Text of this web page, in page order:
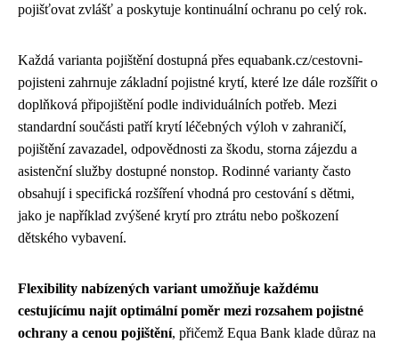
pojišťovat zvlášť a poskytuje kontinuální ochranu po celý rok.
Každá varianta pojištění dostupná přes equabank.cz/cestovni-
pojisteni zahrnuje základní pojistné krytí, které lze dále rozšířit o
doplňková připojištění podle individuálních potřeb. Mezi
standardní součásti patří krytí léčebných výloh v zahraničí,
pojištění zavazadel, odpovědnosti za škodu, storna zájezdu a
asistenční služby dostupné nonstop. Rodinné varianty často
obsahují i specifická rozšíření vhodná pro cestování s dětmi,
jako je například zvýšené krytí pro ztrátu nebo poškození
dětského vybavení.
Flexibility nabízených variant umožňuje každému
cestujícímu najít optimální poměr mezi rozsahem pojistné
ochrany a cenou pojištění, přičemž Equa Bank klade důraz na